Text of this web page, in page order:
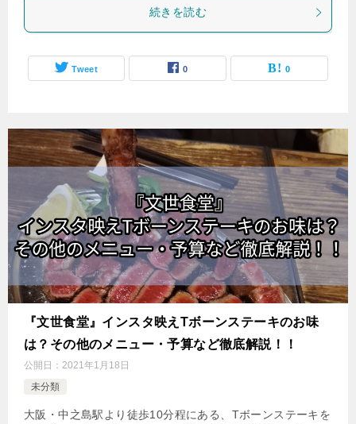
続きを読む
Tweet 0 0
『文世食堂』インスタ映えTボーンステーキのお味
は？その他のメニュー・予算など徹底解説！！
公開日： 2021年1月18日
未分類
大阪・中之島駅より徒歩10分程にある、Tボーンステーキを